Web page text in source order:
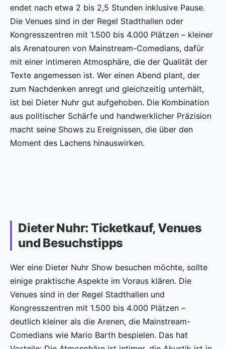
endet nach etwa 2 bis 2,5 Stunden inklusive Pause.
Die Venues sind in der Regel Stadthallen oder
Kongresszentren mit 1.500 bis 4.000 Plätzen – kleiner
als Arenatouren von Mainstream-Comedians, dafür
mit einer intimeren Atmosphäre, die der Qualität der
Texte angemessen ist. Wer einen Abend plant, der
zum Nachdenken anregt und gleichzeitig unterhält,
ist bei Dieter Nuhr gut aufgehoben. Die Kombination
aus politischer Schärfe und handwerklicher Präzision
macht seine Shows zu Ereignissen, die über den
Moment des Lachens hinauswirken.
Dieter Nuhr: Ticketkauf, Venues
und Besuchstipps
Wer eine Dieter Nuhr Show besuchen möchte, sollte
einige praktische Aspekte im Voraus klären. Die
Venues sind in der Regel Stadthallen und
Kongresszentren mit 1.500 bis 4.000 Plätzen –
deutlich kleiner als die Arenen, die Mainstream-
Comedians wie Mario Barth bespielen. Das hat